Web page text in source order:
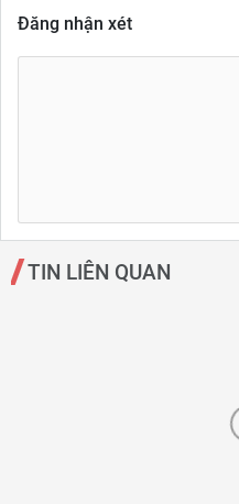
Đăng nhận xét
TIN LIÊN QUAN